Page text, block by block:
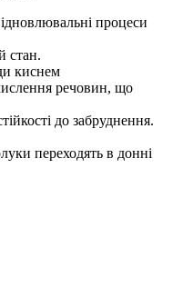
процеси
стан.
киснем
речовин, що
до забруднення.
переходять в донні